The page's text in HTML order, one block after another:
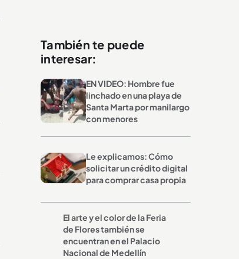
También te puede
interesar:
EN VIDEO: Hombre fue
linchado en una playa de
Santa Marta por manilargo
con menores
Le explicamos: Cómo
solicitar un crédito digital
para comprar casa propia
El arte y el color de la Feria
de Flores también se
encuentran en el Palacio
Nacional de Medellín